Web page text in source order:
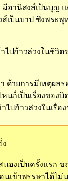
มีอานิสงส์เป็นบุญ
เป็นบาป ซึ่งพระ
ไปก้าวล่วงในชีวิ
ยการมีเหตุผลร
ก็เป็นเรื่องของบิ
ไปก้าวล่วงในเรื่อ
ง
องเป็นครั้งแรก
นเข้าพรรษาได้ไ